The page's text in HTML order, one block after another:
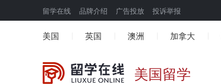
留学在线 品牌介绍 广告投放 投诉举报
美国 英国 澳洲 加拿大
美国留学